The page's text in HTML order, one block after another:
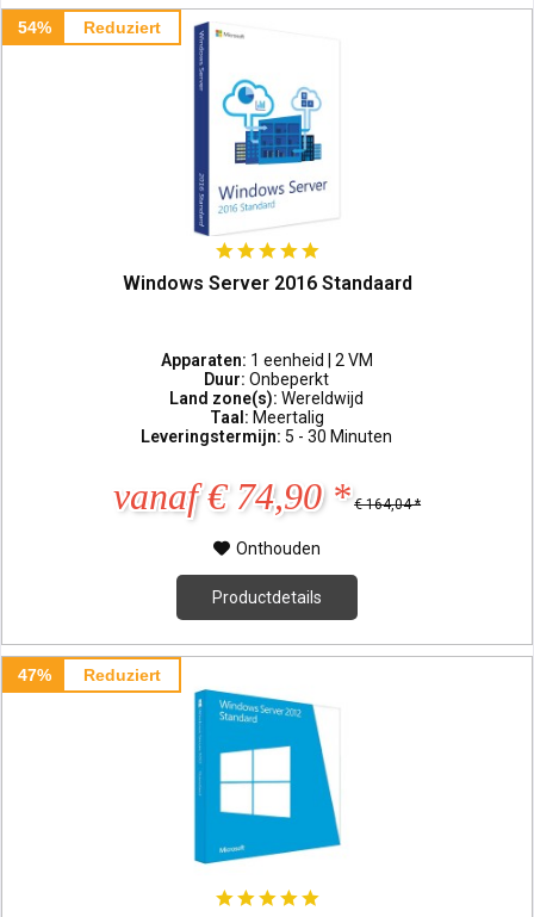
54% Reduziert
Windows Server 2016 Standaard
Apparaten: 1 eenheid | 2 VM
Duur:Onbeperkt
Land zone(s):Wereldwijd
Taal: Meertalig
Leveringstermijn: 5 - 30 Minuten
vanaf € 74,90 * € 164,04 *
Onthouden
Productdetails
47% Reduziert